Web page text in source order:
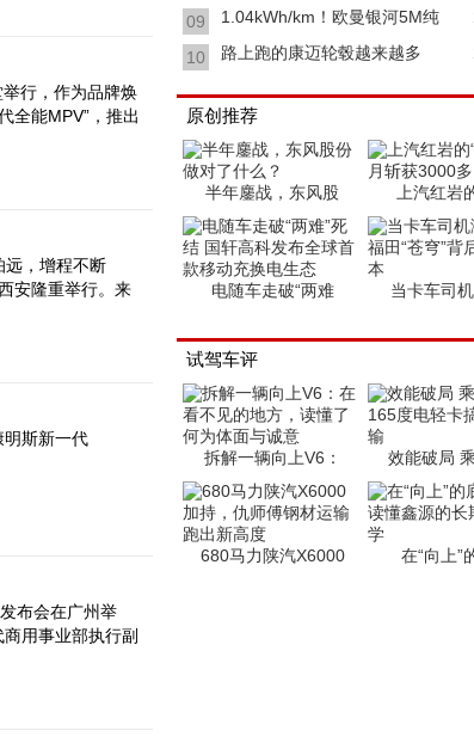
行，作为品牌焕
全能MPV”，推出
远，增程不断
安隆重举行。来
明斯新一代
布会在广州举
用事业部执行副
09 1.04kWh/km！欧曼银河5M纯
10 路上跑的康迈轮毂越来越多
原创推荐
半年鏖战，东风股 上汽红岩
电随车走破“两难 当卡车司
试驾车评
拆解一辆向上V6： 效能破局
680马力陕汽X6000 在“向上”